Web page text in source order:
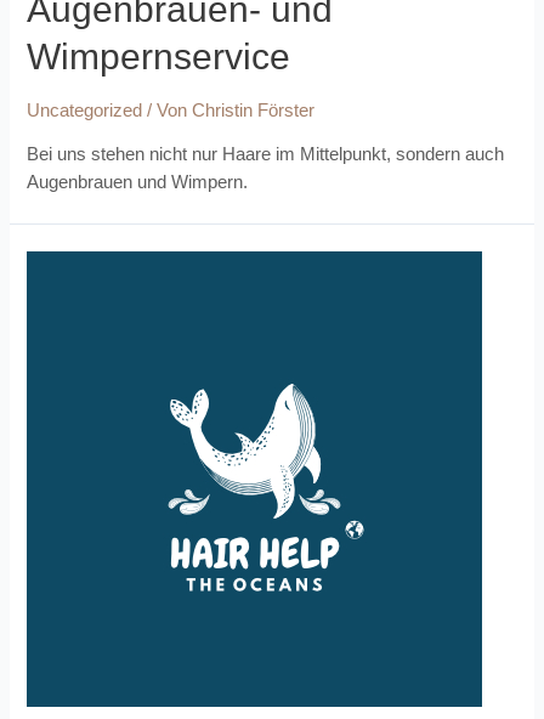
Augenbrauen- und
Wimpernservice
Uncategorized / VonChristin Förster
Bei uns stehen nicht nur Haare im Mittelpunkt, sondern auch
Augenbrauen und Wimpern.